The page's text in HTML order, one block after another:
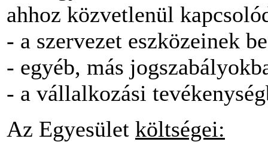
ahhoz közvetlenül
- a szervezet eszközeinek
- egyéb, más
- a vállalkozási
Az Egyesület költségei: